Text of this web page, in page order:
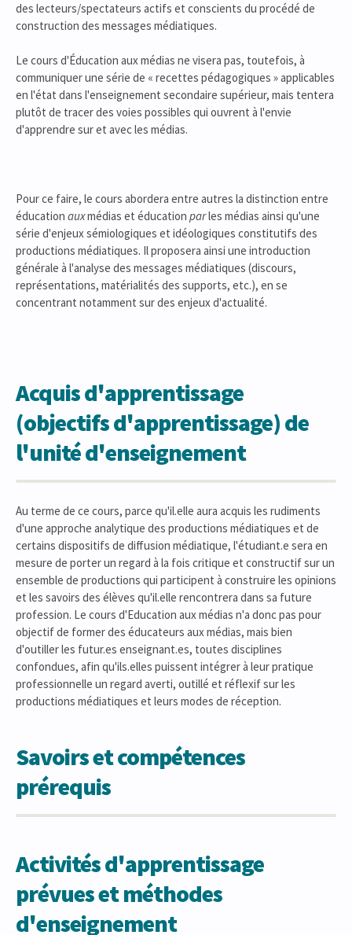
des lecteurs/spectateurs actifs et conscients du procédé de
construction des messages médiatiques.
Le cours d'Éducation aux médias ne visera pas, toutefois, à
communiquer une série de « recettes pédagogiques » applicables
en l'état dans l'enseignement secondaire supérieur, mais tentera
plutôt de tracer des voies possibles qui ouvrent à l'envie
d'apprendre sur et avec les médias.
Pour ce faire, le cours abordera entre autres la distinction entre
éducation auxmédias et éducation parles médias ainsi qu'une
série d'enjeux sémiologiques et idéologiques constitutifs des
productions médiatiques. Il proposera ainsi une introduction
générale à l'analyse des messages médiatiques (discours,
représentations, matérialités des supports, etc.), en se
concentrant notamment sur des enjeux d'actualité.
Acquis d'apprentissage
(objectifs d'apprentissage) de
l'unité d'enseignement
Au terme de ce cours, parce qu'il.elle aura acquis les rudiments
d'une approche analytique des productions médiatiques et de
certains dispositifs de diffusion médiatique, l'étudiant.e sera en
mesure de porter un regard à la fois critique et constructif sur un
ensemble de productions qui participent à construire les opinions
et les savoirs des élèves qu'il.elle rencontrera dans sa future
profession. Le cours d'Education aux médias n'a donc pas pour
objectif de former des éducateurs aux médias, mais bien
d'outiller les futur.es enseignant.es, toutes disciplines
confondues, afin qu'ils.elles puissent intégrer à leur pratique
professionnelle un regard averti, outillé et réflexif sur les
productions médiatiques et leurs modes de réception.
Savoirs et compétences
prérequis
Activités d'apprentissage
prévues et méthodes
d'enseignement